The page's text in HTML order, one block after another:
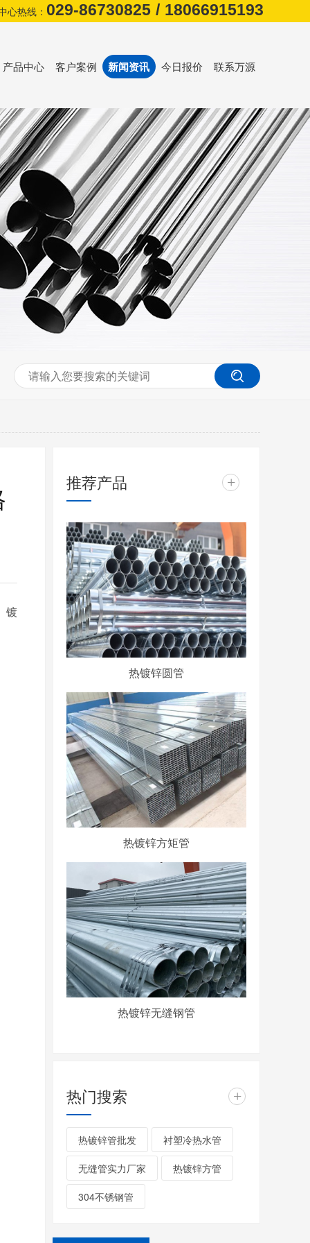
心热线： 029-86730825 / 18066915193
产品中心 客户案例 新闻资讯 今日报价 联系万源
镀
推荐产品 +
热镀锌圆管
热镀锌方矩管
热镀锌无缝钢管
热门搜索 +
热镀锌管批发 衬塑冷热水管
无缝管实力厂家 热镀锌方管
304不锈钢管